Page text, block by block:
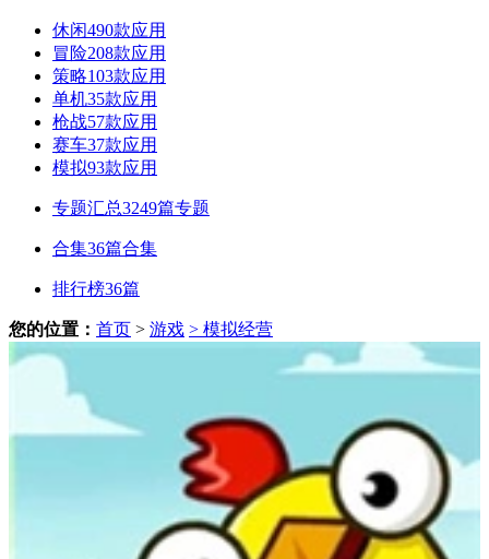
休闲490款应用
冒险208款应用
策略103款应用
单机35款应用
枪战57款应用
赛车37款应用
模拟93款应用
专题汇总3249篇专题
合集36篇合集
排行榜36篇
您的位置： 首页 > 游戏 > 模拟经营